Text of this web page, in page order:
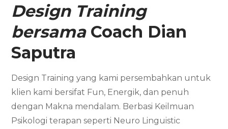
Design Training
bersama Coach Dian
Saputra
Design Training yang kami persembahkan untuk
klien kami bersifat Fun, Energik, dan penuh
dengan Makna mendalam. Berbasi Keilmuan
Psikologi terapan seperti Neuro Linguistic